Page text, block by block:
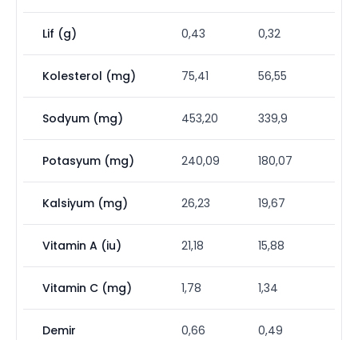
Lif (g) 0,43 0,32
Kolesterol (mg) 75,41 56,55
Sodyum (mg) 453,20 339,9
Potasyum (mg) 240,09 180,07
Kalsiyum (mg) 26,23 19,67
Vitamin A (iu) 21,18 15,88
Vitamin C (mg) 1,78 1,34
Demir 0,66 0,49